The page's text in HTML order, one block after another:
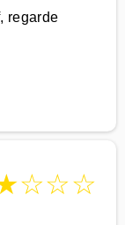
regarde
☆☆☆